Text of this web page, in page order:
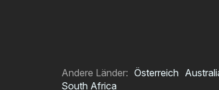
Andere Länder: Österreich
South Africa